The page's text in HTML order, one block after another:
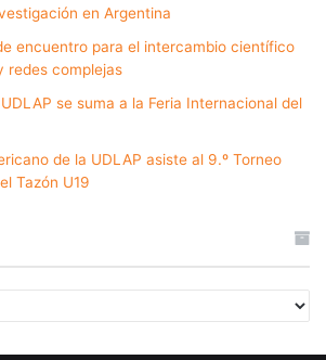
en Argentina
encuentro para el intercambio científico
redes complejas
se suma a la Feria Internacional del
de la UDLAP asiste al 9.º Torneo
Tazón U19